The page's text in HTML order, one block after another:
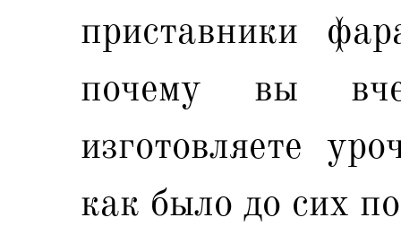
приставники
почему вы
изготовляете
как было до сих